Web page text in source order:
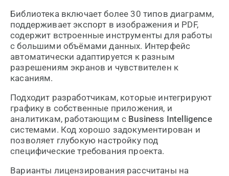
Библиотека включает более 30 типов диаграмм,
поддерживает экспорт в изображения и PDF,
содержит встроенные инструменты для работы
с большими объёмами данных. Интерфейс
автоматически адаптируется к разным
разрешениям экранов и чувствителен к
касаниям.
Подходит разработчикам, которые интегрируют
графику в собственные приложения, и
аналитикам, работающим с Business Intelligence
системами. Код хорошо задокументирован и
позволяет глубокую настройку под
специфические требования проекта.
Варианты лицензирования рассчитаны на